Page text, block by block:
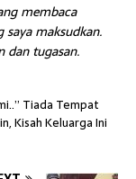
membaca
maksudkan.
dan tugasan.
Tiada Tempat
Kisah Keluarga Ini